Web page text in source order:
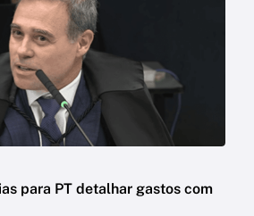
para PT detalhar gastos com